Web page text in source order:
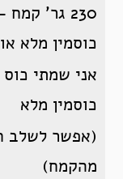
230 גר’
כוסמין מלא
אני שמתי
כוסמין מלא
(אפשר לשלב
מהקמח)